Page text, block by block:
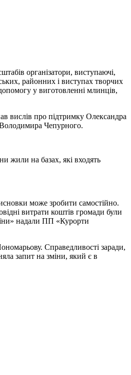
організатори, виступаючі,
районних і виступах творчих
у виготовленні млинців,
вислів про підтримку Олександра
Володимира Чепурного.
жили на базах, які входять
може зробити самостійно.
витрати коштів громади були
надали ПП «Курорти
Справедливості заради,
запит на зміни, який є в